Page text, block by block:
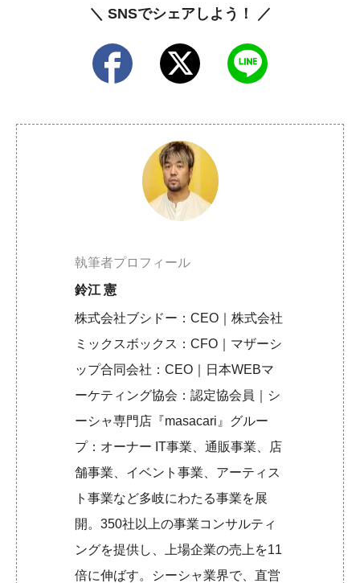
＼ SNSでシェアしよう！ ／
執筆者プロフィール
鈴江 憲
株式会社ブシドー：CEO｜株式会社
ミックスボックス：CFO｜マザーシ
ップ合同会社：CEO｜日本WEBマ
ーケティング協会：認定協会員｜シ
ーシャ専門店『masacari』グルー
プ：オーナー IT事業、通販事業、店
舗事業、イベント事業、アーティス
ト事業など多岐にわたる事業を展
開。350社以上の事業コンサルティ
ングを提供し、上場企業の売上を11
倍に伸ばす。シーシャ業界で、直営